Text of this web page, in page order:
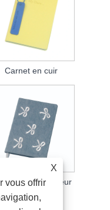
Carnet en cuir
de concepteur
X
vous offrir